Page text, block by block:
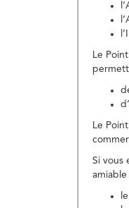
Le
Le
Si vous